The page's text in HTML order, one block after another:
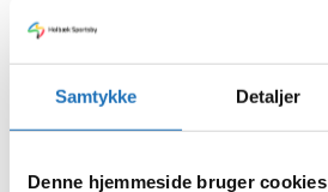
Samtykke Detaljer
Denne hjemmeside bruger cookies
marts 2024
december 2023
august 2023